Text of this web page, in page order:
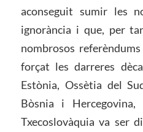
aconseguit sumir les
ignorància i que, per
nombrosos
forçat les darreres
Estònia, Ossètia del
Bòsnia i Hercegovina,
Txecoslovàquia va ser